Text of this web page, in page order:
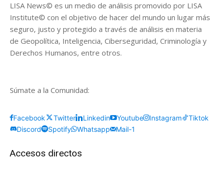
LISA News© es un medio de análisis promovido por LISA
Institute© con el objetivo de hacer del mundo un lugar más
seguro, justo y protegido a través de análisis en materia
de Geopolítica, Inteligencia, Ciberseguridad, Criminología y
Derechos Humanos, entre otros.
Súmate a la Comunidad:
Facebook Twitter Linkedin Youtube Instagram
Tiktok
Discord
Spotify Whatsapp Mail-1
Accesos directos